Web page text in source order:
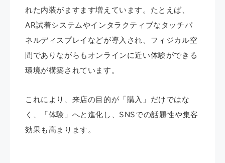
れた内装がますます増えています。たとえば、
AR試着システムやインタラクティブなタッチパ
ネルディスプレイなどが導入され、フィジカル空
間でありながらもオンラインに近い体験ができる
環境が構築されています。
これにより、来店の目的が「購入」だけではな
く、「体験」へと進化し、SNSでの話題性や集客
効果も高まります。